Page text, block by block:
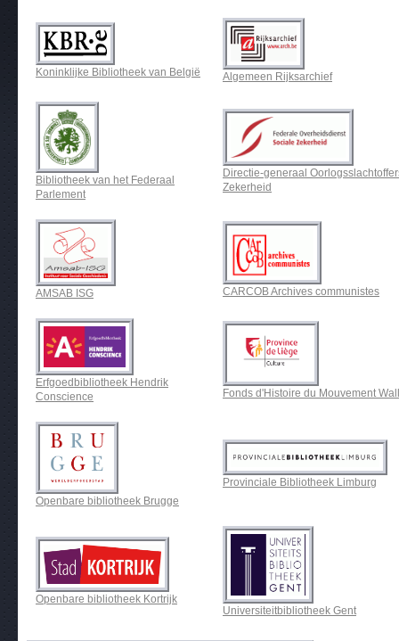
Koninklijke Bibliotheek van België Algemeen Rijksarchief
Bibliotheek van het Federaal
Parlement
Directie-generaal
Zekerheid
AMSAB ISG CARCOB Archives communistes
Erfgoedbibliotheek Hendrik
Conscience
Fonds d'Histoire du Mouvement
Openbare bibliotheek Brugge
Provinciale Bibliotheek Limburg
Openbare bibliotheek Kortrijk
Universiteitbibliotheek Gent